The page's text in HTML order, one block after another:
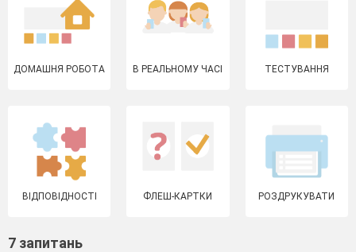
ДОМАШНЯ РОБОТА В РЕАЛЬНОМУ ЧАСІ ТЕСТУВАННЯ
ВІДПОВІДНОСТІ ФЛЕШ-КАРТКИ РОЗДРУКУВАТИ
7 запитань